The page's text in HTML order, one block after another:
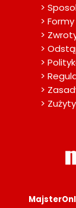
>
>
>
>
>
>
>
>